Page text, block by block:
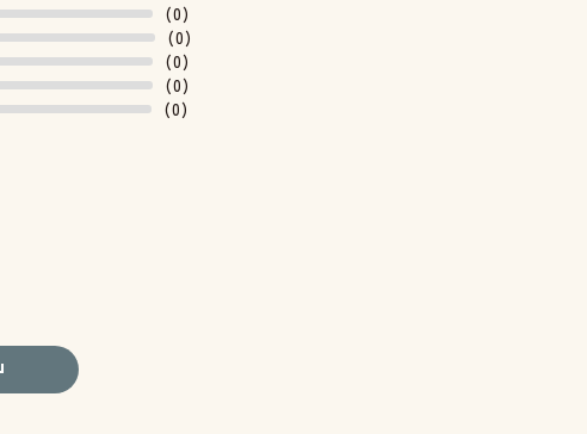
(0)
(0)
(0)
(0)
(0)